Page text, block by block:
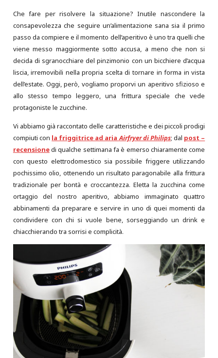
Che fare per risolvere la situazione? Inutile nascondere la
consapevolezza che seguire un’alimentazione sana sia il primo
passo da compiere e il momento dell’aperitivo è uno tra quelli che
viene messo maggiormente sotto accusa, a meno che non si
decida di sgranocchiare del pinzimonio con un bicchiere d’acqua
liscia, irremovibili nella propria scelta di tornare in forma in vista
dell’estate. Oggi, però, vogliamo proporvi un aperitivo sfizioso e
allo stesso tempo leggero, una frittura speciale che vede
protagoniste le zucchine.
Vi abbiamo già raccontato delle caratteristiche e dei piccoli prodigi
compiuti con la friggitrice ad ariaAirfryer di Philips; dal post –
recensionedi qualche settimana fa è emerso chiaramente come
con questo elettrodomestico sia possibile friggere utilizzando
pochissimo olio, ottenendo un risultato paragonabile alla frittura
tradizionale per bontà e croccantezza. Eletta la zucchina come
ortaggio del nostro aperitivo, abbiamo immaginato quattro
abbinamenti da preparare e servire in uno di quei momenti da
condividere con chi si vuole bene, sorseggiando un drink e
chiacchierando tra sorrisi e complicità.